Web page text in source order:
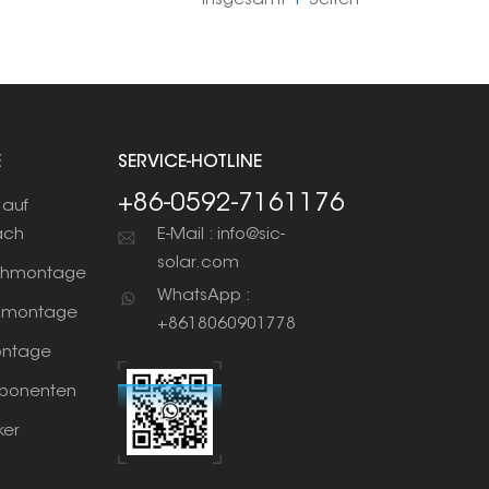
SERVICE-HOTLINE
+86-0592-7161176
E-Mail : info@sic-
solar.com
WhatsApp :
+8618060901778